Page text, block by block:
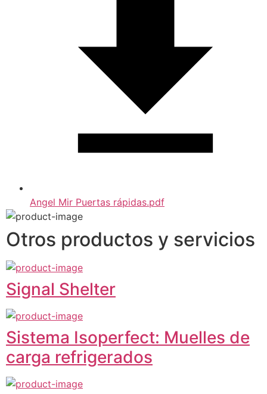
Angel Mir Puertas rápidas.pdf
Otros productos y servicios
Signal Shelter
Sistema Isoperfect: Muelles de
carga refrigerados